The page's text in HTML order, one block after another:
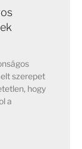
szerepet
hogy
a